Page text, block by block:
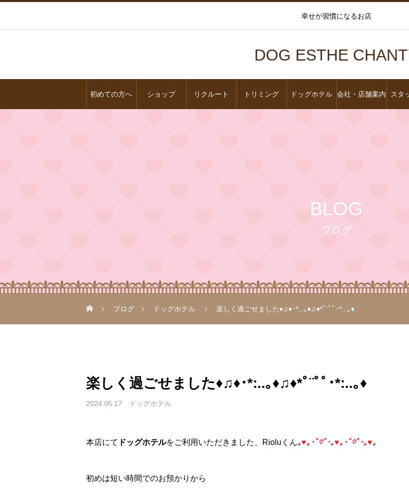
幸せが習慣になるお店
DOG ESTHE
初めての方へ ショップ リクルート トリミング ドッグホテル 会社・店舗案内 スタ
BLOG
ブログ
ブログ ドッグホテル 楽しく過ごせました♦♫♦･*:..｡♦♫♦*ﾟ¨ﾟﾟ･*:..｡♦
楽しく過ごせました♦♫♦･*:..｡♦♫♦*ﾟ¨ﾟﾟ･*:..｡♦
2024.05.17 ドッグホテル
本店にて ドッグホテルをご利用いただきました、Rioluくん｡♥｡･ﾟ♡ﾟ･｡♥｡･ﾟ♡ﾟ･｡♥｡
初めは短い時間でのお預かりから